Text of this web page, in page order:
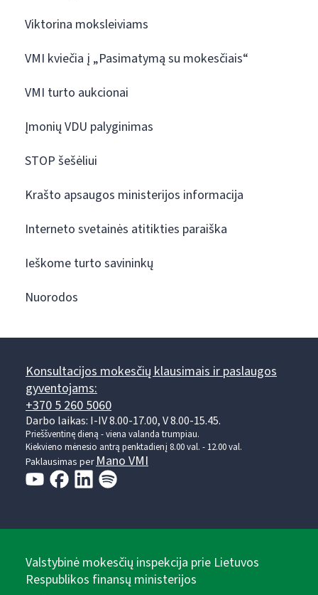
Viktorina moksleiviams
VMI kviečia į „Pasimatymą su mokesčiais“
VMI turto aukcionai
Įmonių VDU palyginimas
STOP šešėliui
Krašto apsaugos ministerijos informacija
Interneto svetainės atitikties paraiška
Ieškome turto savininkų
Nuorodos
Konsultacijos mokesčių klausimais ir paslaugos
gyventojams:
+370 5 260 5060
Darbo laikas: I-IV 8.00-17.00, V 8.00-15.45.
Prieššventinę dieną - viena valanda trumpiau.
Kiekvieno mėnesio antrą penktadienį 8.00 val. - 12.00 val.
Paklausimas per Mano VMI
Valstybinė mokesčių inspekcija prie Lietuvos
Respublikos finansų ministerijos